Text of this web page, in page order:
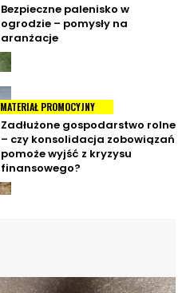
Bezpieczne palenisko w
ogrodzie – pomysły na
aranżacje
MATERIAŁ PROMOCYJNY
Zadłużone gospodarstwo rolne
– czy konsolidacja zobowiązań
pomoże wyjść z kryzysu
finansowego?